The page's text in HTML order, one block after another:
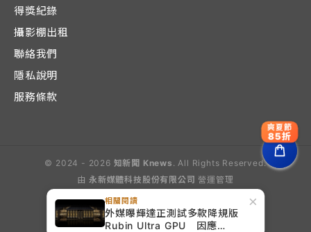
×
相關閱讀
外媒曝輝達正測試多款降規版
Rubin Ultra GPU 因應
得獎紀錄
攝影棚出租
聯絡我們
隱私說明
服務條款
© 2024 - 2026 知新聞 Knews . All Rights Reserved.
由 永新媒體科技股份有限公司 營運管理
爽夏節
85折